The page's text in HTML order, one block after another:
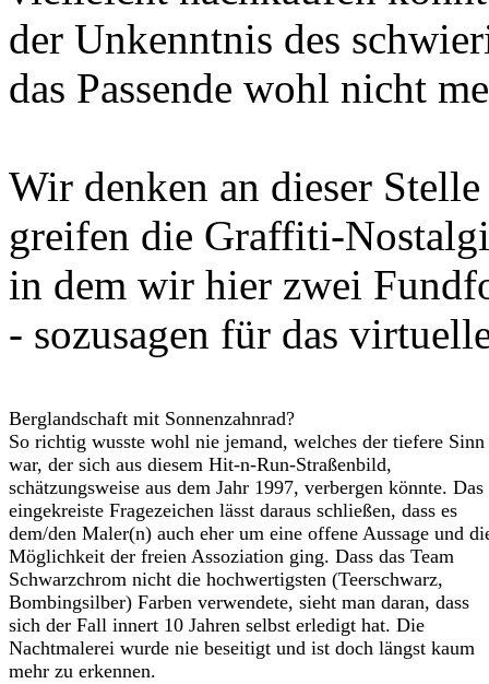
der Unkenntnis des
das Passende wohl nicht
Wir denken an dieser
greifen die Graffiti-
in dem wir hier zwei
- sozusagen für das
Berglandschaft mit Sonnenzahnrad?
So richtig wusste wohl nie jemand, welches der tiefere Sinn
war, der sich aus diesem Hit-n-Run-Straßenbild,
schätzungsweise aus dem Jahr 1997, verbergen könnte. Das
eingekreiste Fragezeichen lässt daraus schließen, dass es
dem/den Maler(n) auch eher um eine offene Aussage und
Möglichkeit der freien Assoziation ging. Dass das Team
Schwarzchrom nicht die hochwertigsten (Teerschwarz,
Bombingsilber) Farben verwendete, sieht man daran, dass
sich der Fall innert 10 Jahren selbst erledigt hat. Die
Nachtmalerei wurde nie beseitigt und ist doch längst kaum
mehr zu erkennen.